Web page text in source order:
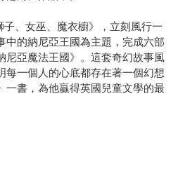
、女巫、魔衣櫥》，立刻風行一
中的納尼亞王國為主題，完成六部
尼亞魔法王國》。這套奇幻故事風
每一個人的心底都存在著一個幻想
一書，為他贏得英國兒童文學的最